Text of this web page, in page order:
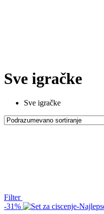
Sve igračke
Sve igračke
Filter
-31%